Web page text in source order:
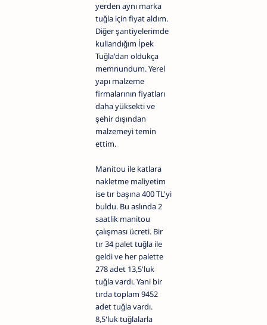
yerden aynı marka
tuğla için fiyat aldım.
Diğer şantiyelerimde
kullandığım İpek
Tuğla'dan oldukça
memnundum. Yerel
yapı malzeme
firmalarının fiyatları
daha yüksekti ve
şehir dışından
malzemeyi temin
ettim.
Manitou ile katlara
nakletme maliyetim
ise tır başına 400 TL'yi
buldu. Bu aslında 2
saatlik manitou
çalışması ücreti. Bir
tır 34 palet tuğla ile
geldi ve her palette
278 adet 13,5'luk
tuğla vardı. Yani bir
tırda toplam 9452
adet tuğla vardı.
8,5'luk tuğlalarla